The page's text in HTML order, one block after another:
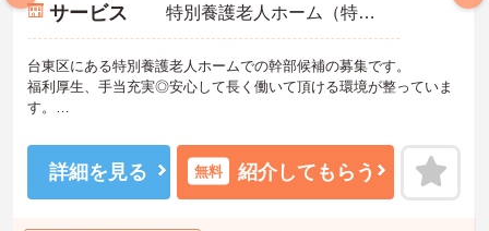
サービス 特別養護老人ホーム（特養）
台東区にある特別養護老人ホームでの幹部候補の募集です。
福利厚生、手当充実◎安心して長く働いて頂ける環境が整っていま
す。
あなたの経験やスキルを活かして、高齢者の皆さまが安心して過ご
せる空間づくりにチャレンジしてみませんか？
ご興味ある方には、面接対策ポイントなど、詳細をお話しいたしま
詳細を見る 無料 紹介してもらう